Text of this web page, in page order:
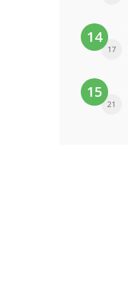
14
17
15
21